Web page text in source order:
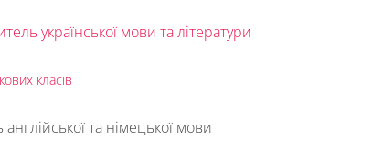
української мови та літератури
класів
та німецької мови